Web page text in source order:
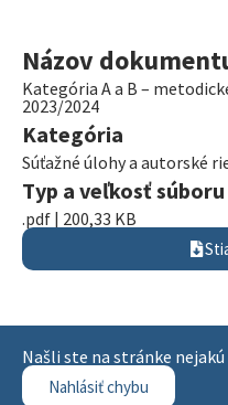
Názov
Kategória A a B –
2023/2024
Kategória
Súťažné úlohy a autorské
Typ a veľkosť súboru
.pdf | 200,33 KB
Našli ste na stránke
Nahlásiť chybu